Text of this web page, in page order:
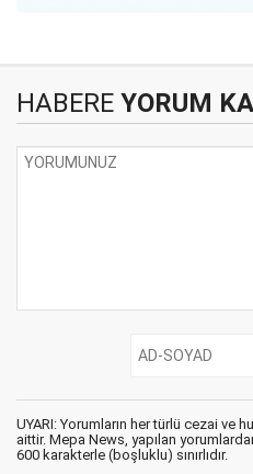
HABERE YORUM
UYARI: Yorumların her türlü cezai ve
aittir. Mepa News, yapılan
600 karakterle (boşluklu) sınırlıdır.